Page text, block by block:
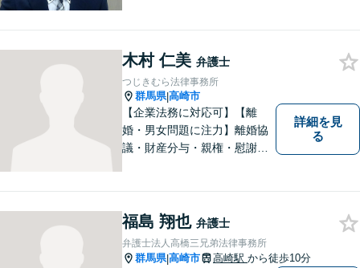
木村 仁美 弁護士
つじきむら法律事務所
群馬県|高崎市
【企業法務に対応可】【離
婚・男女問題に注力】離婚協
議・財産分与・親権・慰謝料
いく解決を目指します。まず
はお気軽にご相談を！【駐車
場完備】
詳細を見
る
福島 翔也 弁護士
弁護士法人高橋三兄弟法律事務所
群馬県|高崎市 高崎駅 から徒歩10分